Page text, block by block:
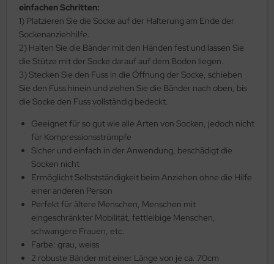
einfachen Schritten:
1) Platzieren Sie die Socke auf der Halterung am Ende der
Sockenanziehhilfe.
2) Halten Sie die Bänder mit den Händen fest und lassen Sie
die Stütze mit der Socke darauf auf dem Boden liegen.
3) Stecken Sie den Fuss in die Öffnung der Socke, schieben
Sie den Fuss hinein und ziehen Sie die Bänder nach oben, bis
die Socke den Fuss vollständig bedeckt.
Geeignet für so gut wie alle Arten von Socken, jedoch nicht
für Kompressionsstrümpfe
Sicher und einfach in der Anwendung, beschädigt die
Socken nicht
Ermöglicht Selbstständigkeit beim Anziehen ohne die Hilfe
einer anderen Person
Perfekt für ältere Menschen, Menschen mit
eingeschränkter Mobilität, fettleibige Menschen,
schwangere Frauen, etc.
Farbe: grau, weiss
2 robuste Bänder mit einer Länge von je ca. 70cm